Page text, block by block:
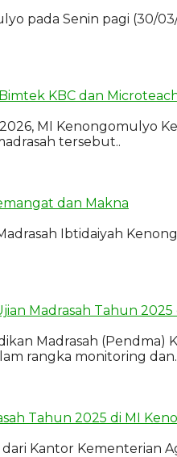
pada Senin pagi (30/
KBC dan
MI
tersebut..
dan Makna
Ibtidaiyah
Madrasah Tahun
Madrasah
rangka monitoring
Tahun 2025 di MI
Kantor Kementerian